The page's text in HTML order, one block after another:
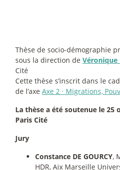
Thèse de socio-démographie
sous la direction de Véronique
Cité
Cette thèse s’inscrit dans le
de l’axe Axe 2 · Migrations,
La thèse a été soutenue le 25
Paris Cité
Jury
Constance DE GOURCY,
HDR, Aix Marseille